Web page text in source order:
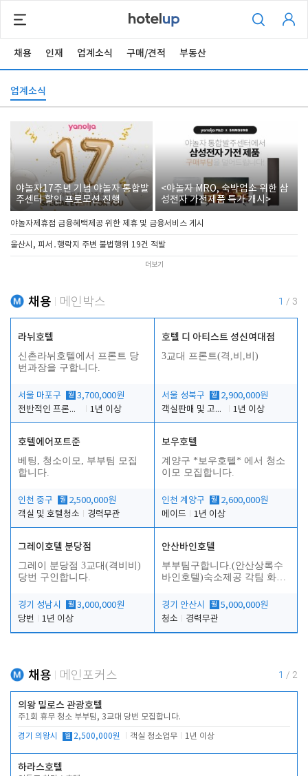
채용 인재 업계소식 구매/견적 부동산
업계소식
야놀자17주년 기념 야놀자 통합발
주센터 할인 프로모션 진행
<야놀자 MRO, 숙박업소 위한 삼
성전자 가전제품 특가 개시>
야놀자제휴점 금융혜택제공 위한 제휴 및 금융서비스 게시
울산시, 피서․행락지 주변 불법행위 19건 적발
더보기
채용 메인박스 1 / 3
라뉘호텔
신촌라뉘호텔에서 프론트 당
번과장을 구합니다.
서울 마포구 월 3,700,000원
전반적인 프론트 당번업무
1년 이상
호텔 디 아티스트 성신여대점
3교대 프론트(격,비,비)
서울 성북구 월 2,900,000원
객실판매 및 고객응대
1년 이상
호텔에어포트준
베팅, 청소이모, 부부팀 모집
합니다.
인천 중구 월 2,500,000원
객실 및 호텔청소
경력무관
보우호텔
계양구 *보우호텔* 에서 청소
이모 모집합니다.
인천 계양구 월 2,600,000원
메이드
1년 이상
그레이호텔 분당점
그레이 분당점 3교대(격비비)
당번 구인합니다.
경기 성남시 월 3,000,000원
당번
1년 이상
안산바인호텔
부부팀구합니다.(안산상록수
바인호텔)숙소제공 각팀 화장
경기 안산시
월 5,000,000원
청소
경력무관
채용 메인포커스 1 / 2
의왕 밀로스 관광호텔
주1회 휴무 청소 부부팀, 3교대 당번 모집합니다.
경기 의왕시 월 2,500,000원 객실 청소업무 1년 이상
하라스호텔